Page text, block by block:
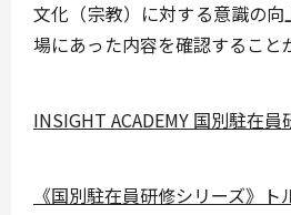
文化（宗教）に対する意識の
場にあった内容を確認すること
INSIGHT ACADEMY 国別駐在員
《国別駐在員研修シリーズ》ト